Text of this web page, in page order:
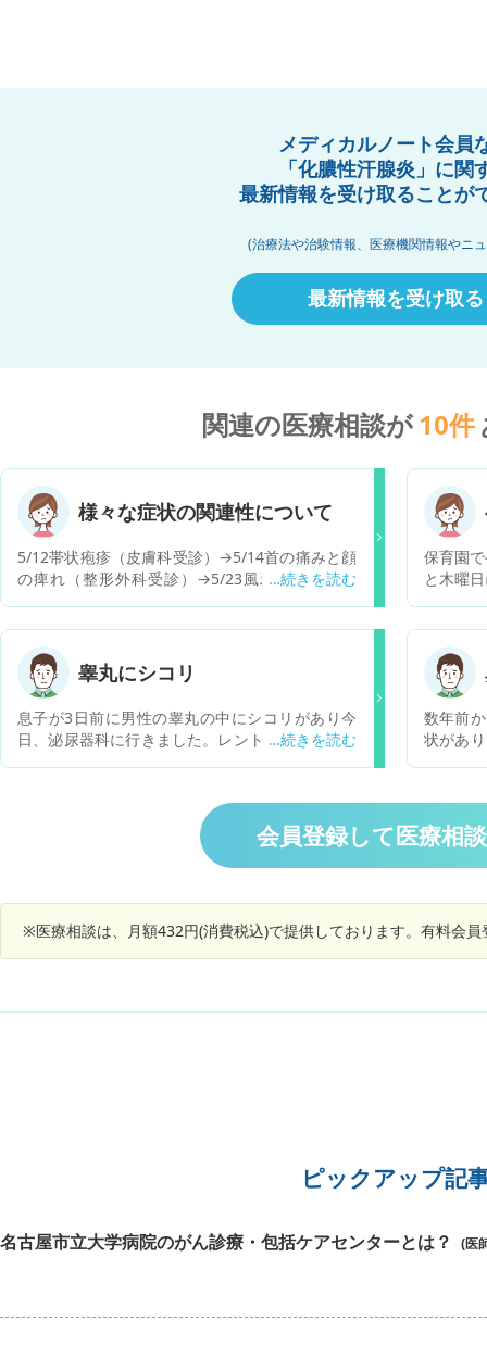
メディカルノート会員
「化膿性汗腺炎」に関
最新情報を受け取ることが
(治療法や治験情報、医療機関情報やニ
最新情報を受け取る
関連の医療相談が10件
様々な症状の関連性について
5/12帯状疱疹（皮膚科受診）→5/14首の痛みと顔
の痺れ（整形外科受診）→5/23風邪（耳鼻科受
て続けに様々な症状が出ています。 毎日ではない
ですが、手指や足指の関節が痛むことがあり気に
なっています。 8/19の血液検査ではCRPは0.5で
した。 白血球や貧血などその他は特に問題ありま
せんでした。 ただの免疫力低下なのかそれとも自
己免疫疾患の可能性もあるのでしょうか。 来週、
内科の再診があるので5月からの症状の相談もし
保育園
と木曜
ぐらい
た、感
もでな
睾丸にシコリ
息子が3日前に男性の睾丸の中にシコリがあり今
日、泌尿器科に行きました。レントゲン、エコー
と書いてありました。息子が先生から説明された
のが精子を作る横に2つシコリがある(1個は良く
男性にあるが2個は珍しい)炎症をおこしている。
と言われたそうです。１週間後に病院受診。エコ
に飲むようにもらいました。治らないと不妊症に
なりやすいとも言われたそうです。ガンが親の私
数年前
状があ
た際に
で、髄
何かし
れば何
会員登録して医療相
※医療相談は、月額432円(消費税込)で提供しております。有料会
ピックアップ記
名古屋市立大学病院のがん診療・包括ケアセンターとは？ (医